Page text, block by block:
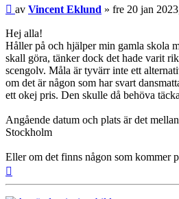
Inlägg
av Vincent Eklund » fre 20 jan
Hej alla!
Håller på och hjälper min gamla skola
skall göra, tänker dock det hade varit
scengolv. Måla är tyvärr inte ett
om det är någon som har svart
ett okej pris. Den skulle då behöva
Angående datum och plats är det
Stockholm
Eller om det finns någon som kommer